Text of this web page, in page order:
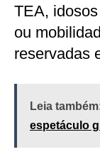
TEA,
ou
reservadas
Leia
espetáculo